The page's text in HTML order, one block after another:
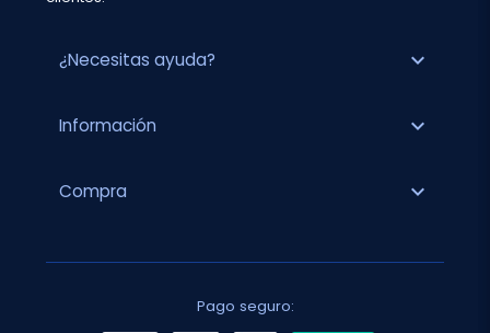
¿Necesitas ayuda? expand_more
Información expand_more
Compra expand_more
Pago seguro: